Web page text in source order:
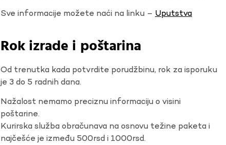
Sve informacije možete naći na linku – Uputstva
Rok izrade i poštarina
Od trenutka kada potvrdite porudžbinu, rok za isporuku
je 3 do 5 radnih dana.
Nažalost nemamo preciznu informaciju o visini
poštarine.
Kurirska služba obračunava na osnovu težine paketa i
najčešće je između 500rsd i 1000rsd.